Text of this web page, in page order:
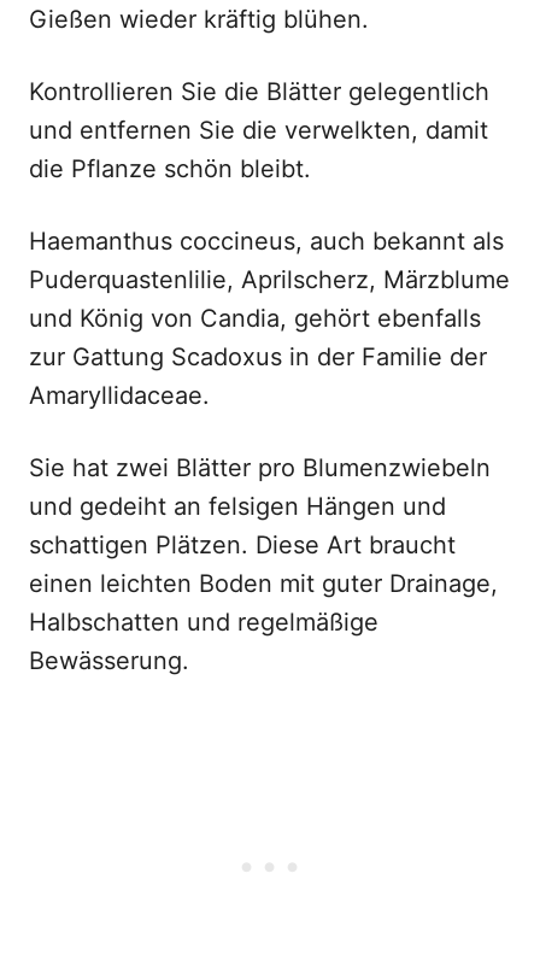
Gießen wieder kräftig blühen.
Kontrollieren Sie die Blätter gelegentlich
und entfernen Sie die verwelkten, damit
die Pflanze schön bleibt.
Haemanthus coccineus, auch bekannt als
Puderquastenlilie, Aprilscherz, Märzblume
und König von Candia, gehört ebenfalls
zur Gattung Scadoxus in der Familie der
Amaryllidaceae.
Sie hat zwei Blätter pro Blumenzwiebeln
und gedeiht an felsigen Hängen und
schattigen Plätzen. Diese Art braucht
einen leichten Boden mit guter Drainage,
Halbschatten und regelmäßige
Bewässerung.